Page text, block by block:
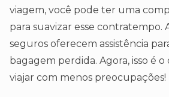
viagem, você pode ter uma
para suavizar esse contratempo.
seguros oferecem assistência
bagagem perdida. Agora, isso é
viajar com menos preocupações!